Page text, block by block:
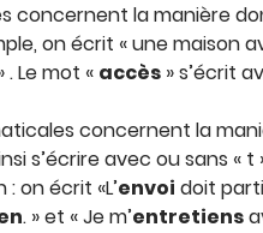
concernent la manière
on écrit « une maison
Le mot « accès» s’écrit
concernent la
s’écrire avec ou sans «
on écrit «L’envoi doit
. » et « Je m’entretiens